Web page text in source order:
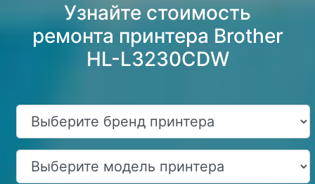
Узнайте стоимость
ремонта принтера Brother
HL-L3230CDW